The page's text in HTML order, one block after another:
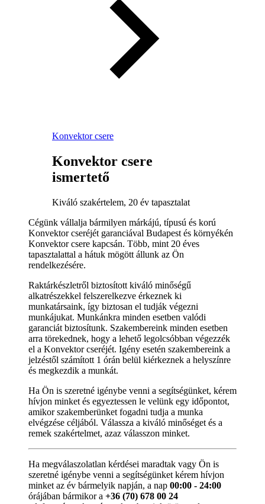
Konvektor csere
Konvektor csere
ismertető
Kiváló szakértelem, 20 év tapasztalat
Cégünk vállalja bármilyen márkájú, típusú és korú
Konvektor cseréjét garanciával Budapest és környékén
Konvektor csere kapcsán. Több, mint 20 éves
tapasztalattal a hátuk mögött állunk az Ön
rendelkezésére.
Raktárkészletről biztosított kiváló minőségű
alkatrészekkel felszerelkezve érkeznek ki
munkatársaink, így biztosan el tudják végezni
munkájukat. Munkánkra minden esetben valódi
garanciát biztosítunk. Szakembereink minden esetben
arra törekednek, hogy a lehető legolcsóbban végezzék
el a Konvektor cseréjét. Igény esetén szakembereink a
jelzéstől számított 1 órán belül kiérkeznek a helyszínre
és megkezdik a munkát.
Ha Ön is szeretné igénybe venni a segítségünket, kérem
hívjon minket és egyeztessen le velünk egy időpontot,
amikor szakemberünket fogadni tudja a munka
elvégzése céljából. Válassza a kiváló minőséget és a
remek szakértelmet, azaz válasszon minket.
Ha megválaszolatlan kérdései maradtak vagy Ön is
szeretné igénybe venni a segítségünket kérem hívjon
minket az év bármelyik napján, a nap 00:00 - 24:00
órájában bármikor a +36 (70) 678 00 24